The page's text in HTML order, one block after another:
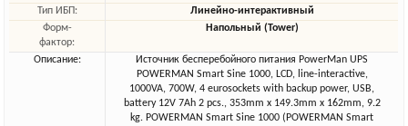
Тип ИБП:
Линейно-интерактивный
Форм-
фактор:
Напольный (Tower)
Описание:
Источник бесперебойного питания PowerMan UPS
POWERMAN Smart Sine 1000, LCD, line-interactive,
1000VA, 700W, 4 eurosockets with backup power, USB,
battery 12V 7Ah 2 pcs., 353mm x 149.3mm x 162mm, 9.2
kg. POWERMAN Smart Sine 1000 (POWERMAN Smart